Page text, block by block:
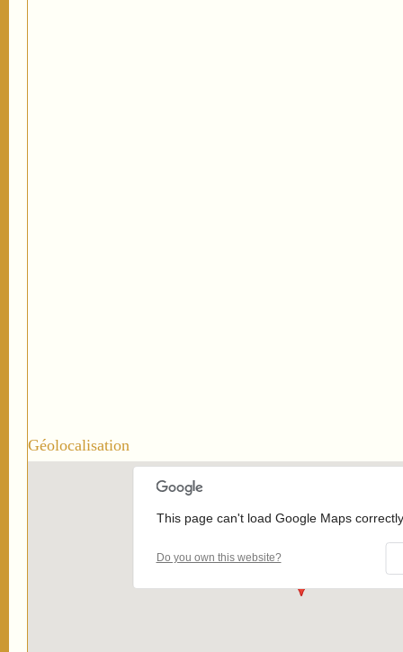
Géolocalisation
This page can't load Google Maps
Do you own this website?